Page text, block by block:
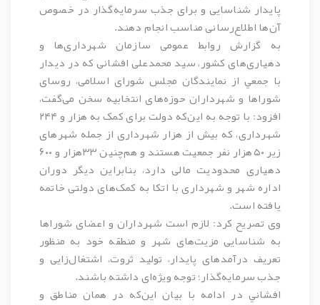
پایدار شناسایی و برای جذب سرمایه‌گذار در خصوص
آن‌ها اطلاع‌رسانی مناسب انجام دهند.
به گزارش روابط عمومی سازمان شهرداری‌ها و
دهیاری‌های کشور، سید محمدعلی افشانی كه در ديدار
با جمعي از نمايندگان مجلس شورای اسلامی، روسای
شوراها و شهرداران حوزه‌های انتخابيه سخن می‌گفت،
افزود: با توجه به این‌که دولت برای كمک به هزار و ۲۴۴
شهرداری، که بیش از هزار شهرداری از جمله شهرهای
زیر ۵۰هزار نفر جمعیت هستند و هم‌چنین ۳۳هزار و ۶۰۰
دهياری محدودیت مالی دارد، بنابراین دیگر دوران
اداره شهر و شهرداری با اتکا به کمک‌های دولتی خاتمه
یافته است.
وی تصریح کرد: لازم است شهرداران و اعضای شوراها
به شناسايی مزیت‌های شهر و منطقه خود به منظور
تعريف درآمدهای پايدار، تولید ثروت، اشتغال‌زایی و
جذب سرمایه‌گذار؛ توجه ویژه‌ای داشته باشند.
افشاني در ادامه با بيان اين‌كه در همان مناطق و